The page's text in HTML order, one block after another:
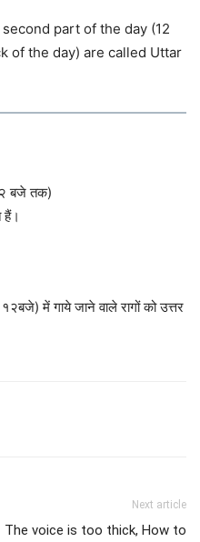
part of the day (12
of the day) are called Uttar
बजे तक)
हैं।
में गाये जाने वाले रागों को उत्तर
Next article
The voice is too thick, How to